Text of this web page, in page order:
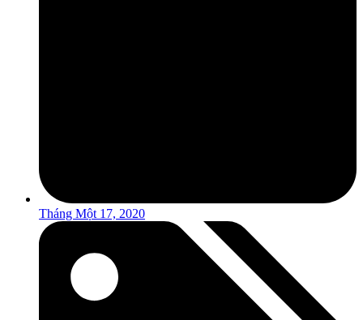
Tháng Một 17, 2020